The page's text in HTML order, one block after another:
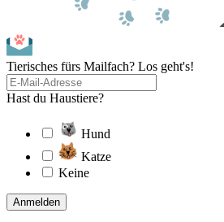
Tierisches fürs Mailfach? Los geht's!
Hast du Haustiere?
Hund
Katze
Keine
Anmelden